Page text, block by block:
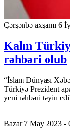
Çərşənbə axşamı 6
Kalın
rəhbəri olub
“İslam Dünyası
Türkiyə Prezident
yeni rəhbəri təyin
Bazar 7 May 2023 -